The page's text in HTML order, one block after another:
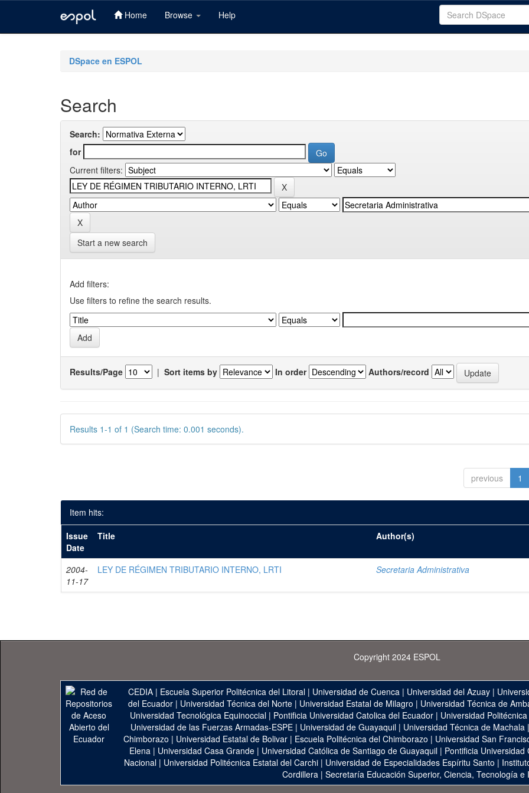
Home Browse Help
DSpace en ESPOL
Search
Search:
for
Current filters:
Start a new search
Add filters:
Use filters to refine the search results.
Results/Page | Sort items by In order Authors/record
Results 1-1 of 1 (Search time: 0.001 seconds).
previous 1
Item hits:
Issue
Date
Title Author(s)
2004-
11-17
LEY DE RÉGIMEN TRIBUTARIO INTERNO, LRTI Secretaria Administrativa
Copyright 2024 ESPOL
CEDIA | Escuela Superior Politécnica del Litoral | Universidad de Cuenca | Universidad del Azuay |
del Ecuador| Universidad Técnica del Norte| Universidad Estatal de Milagro | Universidad Técnica de
Universidad Tecnológica Equinoccial| Pontificia Universidad Catolica del Ecuador| Universidad
Universidad de las Fuerzas Armadas-ESPE | Universidad de Guayaquil | Universidad Técnica de Machala
Chimborazo | Universidad Estatal de Bolivar| Escuela Politécnica del Chimborazo | Universidad San
Elena | Universidad Casa Grande | Universidad Católica de Santiago de Guayaquil | Pontificia
Nacional | Universidad Politécnica Estatal del Carchi | Universidad de Especialidades Espíritu Santo |
Cordillera| Secretaría Educación Superior, Ciencia, Tecnología e